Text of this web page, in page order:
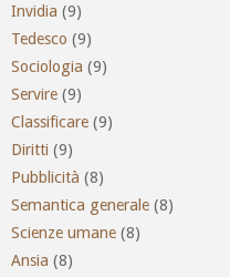
Invidia (9)
Tedesco (9)
Sociologia (9)
Servire (9)
Classificare (9)
Diritti (9)
Pubblicità (8)
Semantica generale (8)
Scienze umane (8)
Ansia (8)